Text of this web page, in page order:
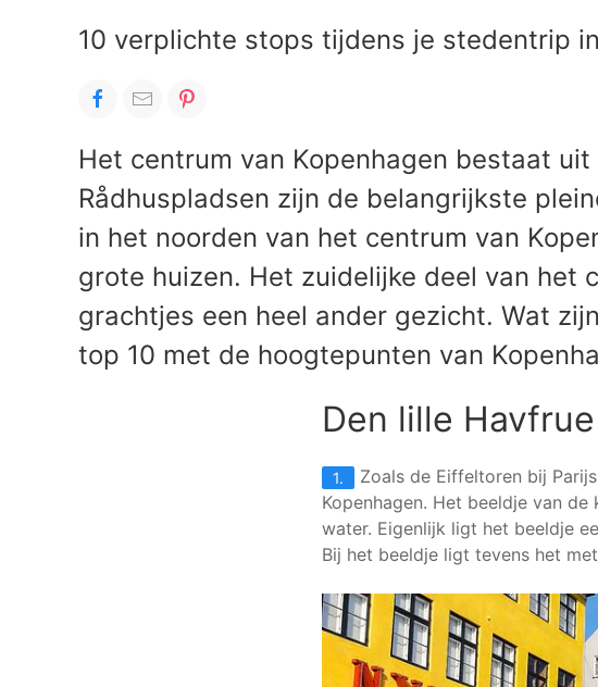
10 verplichte stops tijdens je stedentrip
Het centrum van Kopenhagen bestaat
Rådhuspladsen zijn de belangrijkste
in het noorden van het centrum van
grote huizen. Het zuidelijke deel van het
grachtjes een heel ander gezicht. Wat
top 10 met de hoogtepunten van
Den lille Havfrue
1. Zoals de Eiffeltoren bij
Kopenhagen. Het beeldje van
water. Eigenlijk ligt het beeldje
Bij het beeldje ligt tevens het